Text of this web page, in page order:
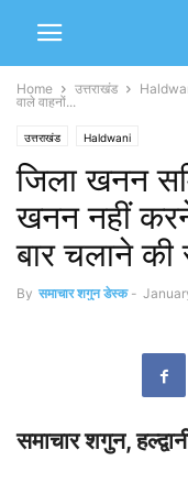
Home उत्तराखंड
वाले वाहनों...
उत्तराखंड Haldwani
जिला खनन
खनन नहीं
बार चलाने की
By समाचार शगुन डेस्क -
समाचार शगुन,